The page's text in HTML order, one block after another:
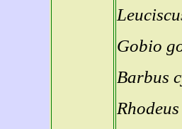
Gobio
Barbus